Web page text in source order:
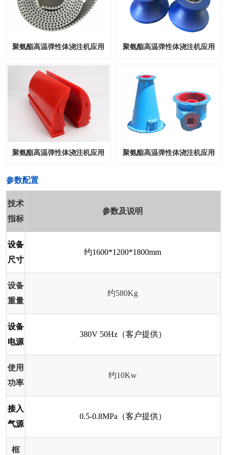
聚氨酯高温弹性体浇注机应用 聚氨酯高温弹性体浇注机应用
聚氨酯高温弹性体浇注机应用 聚氨酯高温弹性体浇注机应用
​参数配置
技术
指标
参数及说明
设备
尺寸
约1600*1200*1800mm
设备
重量
约580Kg
设备
电源
380V 50Hz（客户提供）
使用
功率
约10Kw
接入
气源
0.5-0.8MPa（客户提供）
框